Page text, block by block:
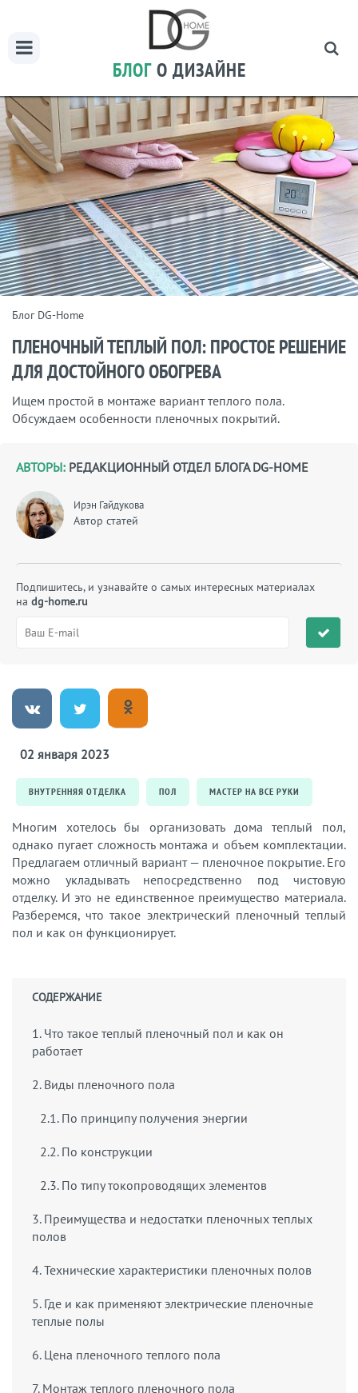
БЛОГ О ДИЗАЙНЕ
Блог DG-Home
ПЛЕНОЧНЫЙ ТЕПЛЫЙ ПОЛ: ПРОСТОЕ РЕШЕНИЕ
ДЛЯ ДОСТОЙНОГО ОБОГРЕВА
Ищем простой в монтаже вариант теплого пола.
Обсуждаем особенности пленочных покрытий.
АВТОРЫ: РЕДАКЦИОННЫЙ ОТДЕЛ БЛОГА DG-HOME
Ирэн Гайдукова
Автор статей
Подпишитесь, и узнавайте о самых интересных материалах
на dg-home.ru
02 января 2023
ВНУТРЕННЯЯ ОТДЕЛКА ПОЛ МАСТЕР НА ВСЕ РУКИ
Многим хотелось бы организовать дома теплый пол,
однако пугает сложность монтажа и объем комплектации.
Предлагаем отличный вариант — пленочное покрытие. Его
можно укладывать непосредственно под чистовую
отделку. И это не единственное преимущество материала.
Разберемся, что такое электрический пленочный теплый
пол и как он функционирует.
СОДЕРЖАНИЕ
1. Что такое теплый пленочный пол и как он
работает
2. Виды пленочного пола
2.1. По принципу получения энергии
2.2. По конструкции
2.3. По типу токопроводящих элементов
3. Преимущества и недостатки пленочных теплых
полов
4. Технические характеристики пленочных полов
5. Где и как применяют электрические пленочные
теплые полы
6. Цена пленочного теплого пола
7. Монтаж теплого пленочного пола